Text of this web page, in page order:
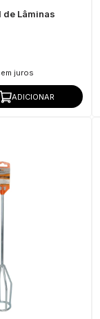
de Lâminas
juros
ADICIONAR